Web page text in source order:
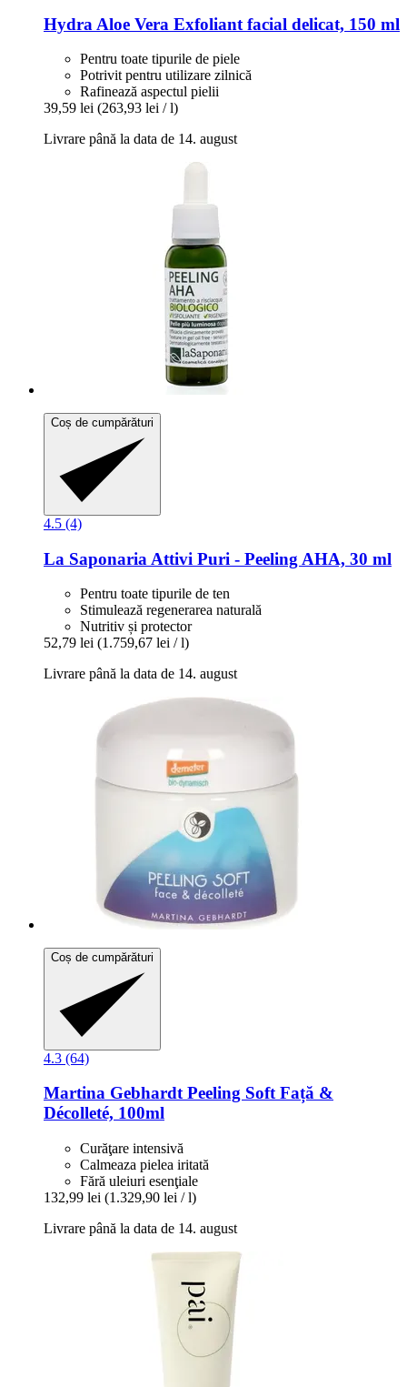
Hydra Aloe Vera Exfoliant facial delicat, 150 ml
Pentru toate tipurile de piele
Potrivit pentru utilizare zilnică
Rafinează aspectul pielii
39,59 lei (263,93 lei / l)
Livrare până la data de 14. august
Coș de cumpărături
4.5 (4)
La Saponaria Attivi Puri -​ Peeling AHA, 30 ml
Pentru toate tipurile de ten
Stimulează regenerarea naturală
Nutritiv și protector
52,79 lei (1.759,67 lei / l)
Livrare până la data de 14. august
Coș de cumpărături
4.3 (64)
Martina GebhardtPeeling Soft Față &
Décolleté, 100ml
Curăţare intensivă
Calmeaza pielea iritată
Fără uleiuri esenţiale
132,99 lei (1.329,90 lei / l)
Livrare până la data de 14. august